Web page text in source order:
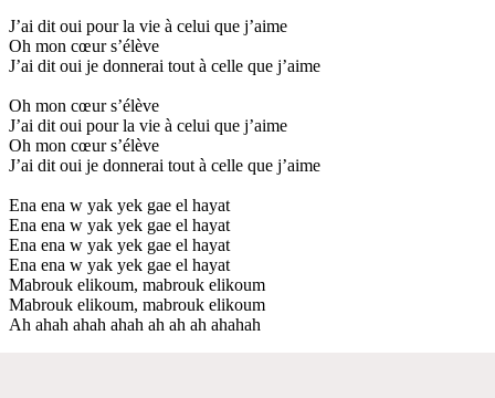
J’ai dit oui pour la vie à celui que j’aime
Oh mon cœur s’élève
J’ai dit oui je donnerai tout à celle que j’aime
Oh mon cœur s’élève
J’ai dit oui pour la vie à celui que j’aime
Oh mon cœur s’élève
J’ai dit oui je donnerai tout à celle que j’aime
Ena ena w yak yek gae el hayat
Ena ena w yak yek gae el hayat
Ena ena w yak yek gae el hayat
Ena ena w yak yek gae el hayat
Mabrouk elikoum, mabrouk elikoum
Mabrouk elikoum, mabrouk elikoum
Ah ahah ahah ahah ah ah ah ahahah